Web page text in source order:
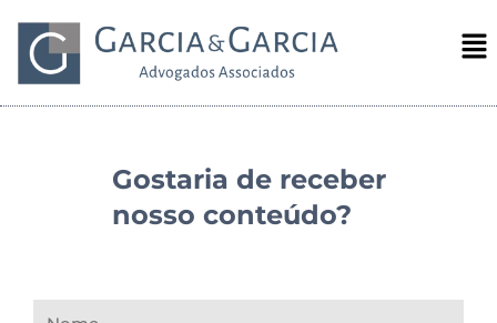
Gostaria de receber
nosso conteúdo?